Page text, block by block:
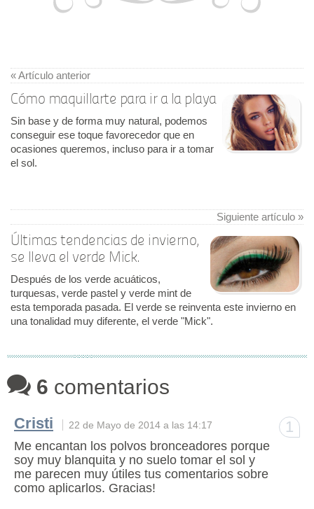
« Artículo anterior
Cómo maquillarte para ir a la playa
Sin base y de forma muy natural, podemos
conseguir ese toque favorecedor que en
ocasiones queremos, incluso para ir a tomar
el sol.
Siguiente artículo »
Últimas tendencias de invierno,
se lleva el verde Mick.
Después de los verde acuáticos,
turquesas, verde pastel y verde mint de
esta temporada pasada. El verde se reinventa este invierno en
una tonalidad muy diferente, el verde "Mick".
6 comentarios
1
Cristi 22 de Mayo de 2014 a las 14:17
Me encantan los polvos bronceadores porque
soy muy blanquita y no suelo tomar el sol y
me parecen muy útiles tus comentarios sobre
como aplicarlos. Gracias!